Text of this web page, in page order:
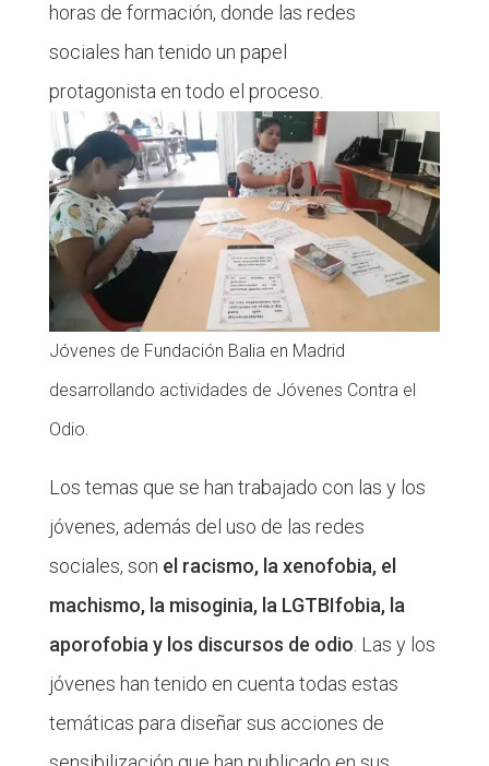
horas de formación, donde las redes
sociales han tenido un papel
protagonista en todo el proceso.
Jóvenes de Fundación Balia en Madrid
desarrollando actividades de Jóvenes Contra el
Odio.
Los temas que se han trabajado con las y los
jóvenes, además del uso de las redes
sociales, son el racismo, la xenofobia, el
machismo, la misoginia, la LGTBIfobia, la
aporofobia y los discursos de odio . Las y los
jóvenes han tenido en cuenta todas estas
temáticas para diseñar sus acciones de